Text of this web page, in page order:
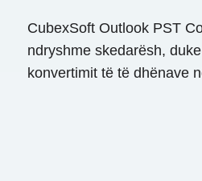
CubexSoft Outlook PST
ndryshme skedarësh,
konvertimit të të dhënave